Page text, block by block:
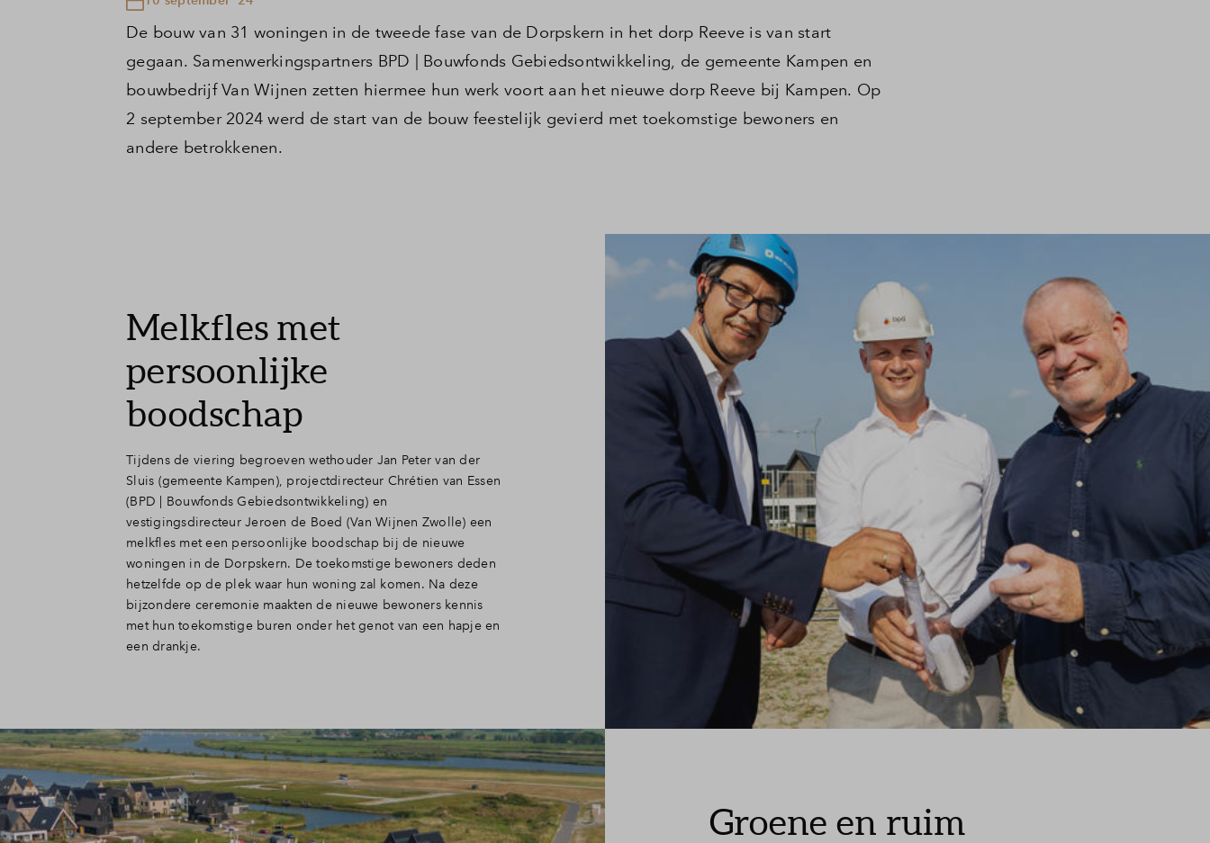
De bouw van 31 woningen in de tweede fase van de Dorpskern in het dorp Reeve is van start
gegaan. Samenwerkingspartners BPD | Bouwfonds Gebiedsontwikkeling, de gemeente Kampen en
bouwbedrijf Van Wijnen zetten hiermee hun werk voort aan het nieuwe dorp Reeve bij Kampen. Op
2 september 2024 werd de start van de bouw feestelijk gevierd met toekomstige bewoners en
andere betrokkenen.
Melkfles met
persoonlijke
boodschap
Tijdens de viering begroeven wethouder Jan Peter van der
Sluis (gemeente Kampen), projectdirecteur Chrétien van Essen
(BPD | Bouwfonds Gebiedsontwikkeling) en
vestigingsdirecteur Jeroen de Boed (Van Wijnen Zwolle) een
melkfles met een persoonlijke boodschap bij de nieuwe
woningen in de Dorpskern. De toekomstige bewoners deden
hetzelfde op de plek waar hun woning zal komen. Na deze
bijzondere ceremonie maakten de nieuwe bewoners kennis
met hun toekomstige buren onder het genot van een hapje en
een drankje.
Groene en ruim